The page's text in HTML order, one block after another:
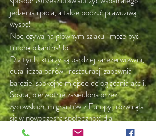
jedzenia i picia, a także poczuć prawdziwą
wyspę!
Noc ożywa na głównym szlaku i może być
trochę pikantna! lol
Dla tych, którzy są bardziej zarezerwowani,
duża liczba barów i restauracji zapewnia
bardziej spokojne miejsce do oglądania akcji.
Sosua, pierwotnie zasiedlona przez
żydowskich imigrantów z Europy, rozwinęła
się w nowoczesną społeczność dla
emigrantów z całego świata.